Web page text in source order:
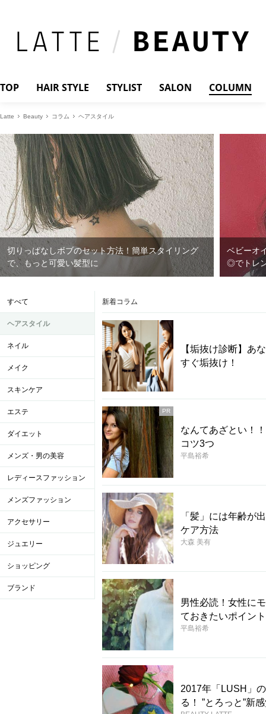
TOP HAIR STYLE STYLIST SALON COLUMN
Latte Beauty コラム ヘアスタイル
切りっぱなしボブのセット方法！簡単スタイリング
で、もっと可愛い髪型に
ベビーオ
◎でトレ
すべて
ヘアスタイル
ネイル
メイク
スキンケア
エステ
ダイエット
メンズ・男の美容
レディースファッション
メンズファッション
アクセサリー
ジュエリー
ショッピング
ブランド
新着コラム
【垢抜け診断】あ
すぐ垢抜け！
PR
なんてあざとい！
コツ3つ
平島裕希
「髪」には年齢が
ケア方法
大森 美有
男性必読！女性に
ておきたいポイン
平島裕希
2017年「LUSH」
る！ ”とろっと”新